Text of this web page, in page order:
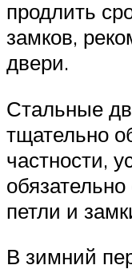
продлить
замков,
двери.
Стальные
тщательно
частности,
петли и
В зимний